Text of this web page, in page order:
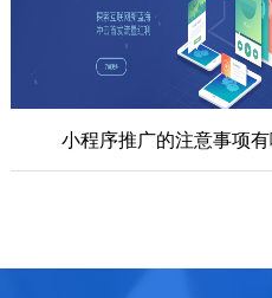
小程序推广的注意事项有